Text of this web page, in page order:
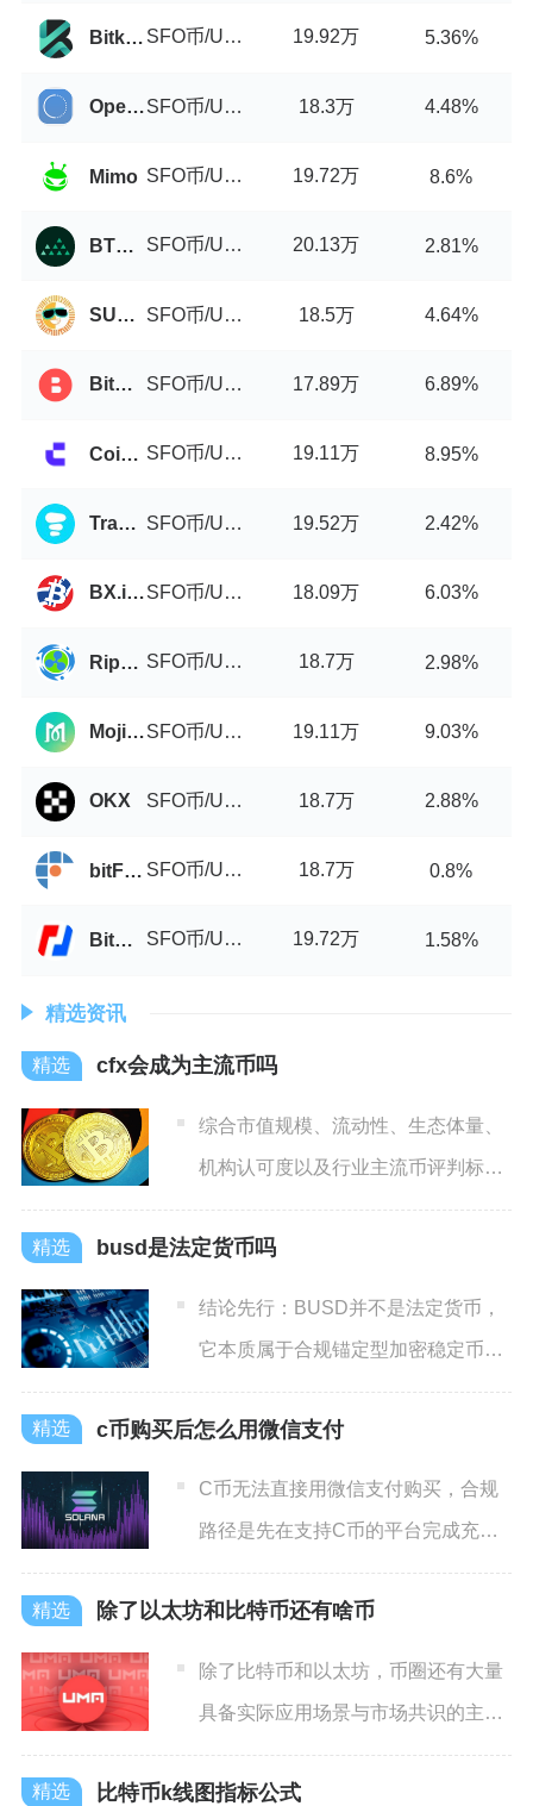
Bitkop SFO币/USDT 19.92万 5.36%
OpenLedger DEX SFO币/USDT 18.3万 4.48%
Mimo SFO币/USDT 19.72万 8.6%
BTCMarkets SFO币/USDT 20.13万 2.81%
SUN.io SFO币/USDT 18.5万 4.64%
BitStorage SFO币/USDT 17.89万 6.89%
Coinw SFO币/USDT 19.11万 8.95%
Tranquil Finance SFO币/USDT 19.52万 2.42%
BX.in.th SFO币/USDT 18.09万 6.03%
Ripple China SFO币/USDT 18.7万 2.98%
MojitoSwap SFO币/USDT 19.11万 9.03%
OKX SFO币/USDT 18.7万 2.88%
bitFlyer SFO币/USDT 18.7万 0.8%
BitMEX SFO币/USDT 19.72万 1.58%
精选资讯
cfx会成为主流币吗
综合市值规模、流动性、生态体量、
机构认可度以及行业主流币评判标准
来看，现阶段CFX暂时无法
busd是法定货币吗
结论先行：BUSD并不是法定货币，
它本质属于合规锚定型加密稳定币，
不具备任何主权法定货币的
c币购买后怎么用微信支付
C币无法直接用微信支付购买，合规
路径是先在支持C币的平台完成充
值，再通过平台内微信支付通道
除了以太坊和比特币还有啥币
除了比特币和以太坊，币圈还有大量
具备实际应用场景与市场共识的主流
及潜力币种，涵盖公链、稳定
比特币k线图指标公式